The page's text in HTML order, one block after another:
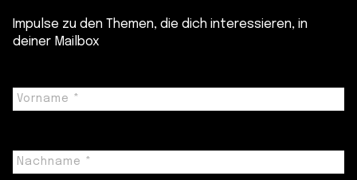
Impulse zu den Themen, die dich interessieren, in
deiner Mailbox